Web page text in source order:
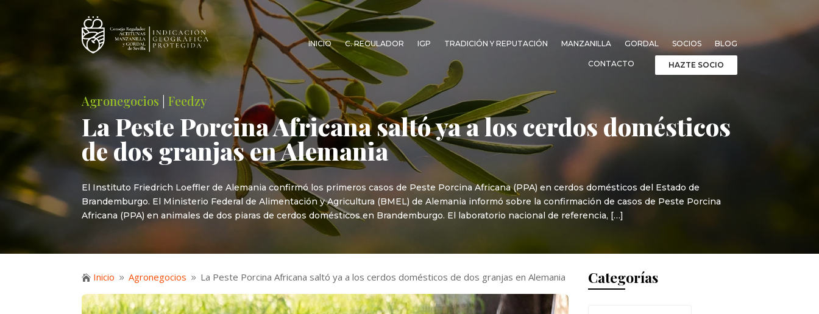
INICIO C. REGULADOR IGP TRADICIÓN Y REPUTACIÓN MANZANILLA GORDAL SOCIOS BLOG
CONTACTO HAZTE SOCIO
Agronegocios |Feedzy
La Peste Porcina Africana saltó ya a los cerdos domésticos
de dos granjas en Alemania
El Instituto Friedrich Loeffler de Alemania confirmó los primeros casos de Peste Porcina Africana (PPA) en cerdos domésticos del Estado de
Brandemburgo. El Ministerio Federal de Alimentación y Agricultura (BMEL) de Alemania informó sobre la confirmación de casos de Peste Porcina
Africana (PPA) en animales de dos piaras de cerdos domésticos en Brandemburgo. El laboratorio nacional de referencia, […]
 Inicio 9 Agronegocios 9 La Peste Porcina Africana saltó ya a los cerdos domésticos de dos granjas en Alemania Categorías